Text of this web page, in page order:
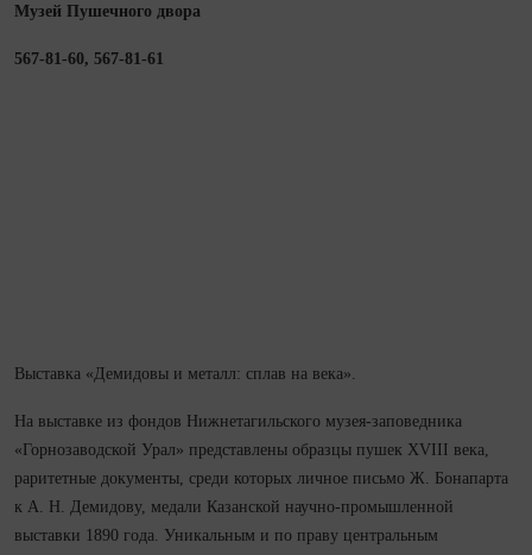
Музей Пушечного двора
567-81-60, 567-81-61
Выставка «Демидовы и металл: сплав на века».
На выставке из фондов Нижнетагильского музея-заповедника
«Горнозаводской Урал» представлены образцы пушек XVIII века,
раритетные документы, среди которых личное письмо Ж. Бонапарта
к А. Н. Демидову, медали Казанской научно-промышленной
выставки 1890 года. Уникальным и по праву центральным